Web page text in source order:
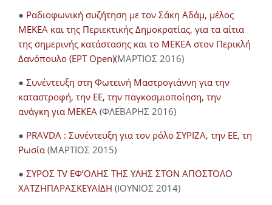
● Ραδιοφωνική συζήτηση με τον Σάκη Αδάμ, μέλος
ΜΕΚΕΑ και της Περιεκτικής Δημοκρατίας, για τα αίτια
της σημερινής κατάστασης και το ΜΕΚΕΑ στον Περικλή
Δανόπουλο (ΕΡΤ Open)(ΜΑΡΤΙΟΣ 2016)
● Συνέντευξη στη Φωτεινή Μαστρογιάννη για την
καταστροφή, την ΕΕ, την παγκοσμιοποίηση, την
ανάγκη για ΜΕΚΕΑ (ΦΛΕΒΑΡΗΣ 2016)
● PRAVDA : Συνέντευξη για τον ρόλο ΣΥΡΙΖΑ, την ΕΕ, τη
Ρωσία (ΜΑΡΤΙΟΣ 2015)
● ΣΥΡΟΣ TV ΕΦ’ΟΛΗΣ ΤΗΣ ΥΛΗΣ ΣΤΟΝ ΑΠΟΣΤΟΛΟ
ΧΑΤΖΗΠΑΡΑΣΚΕΥΑΪΔΗ (ΙΟΥΝΙΟΣ 2014)